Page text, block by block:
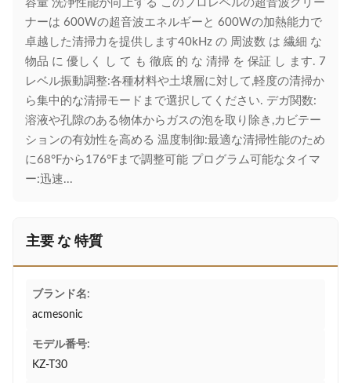
容量 洗浄性能が向上する このプロレベルの超音波クリー
ナーは 600Wの超音波エネルギーと 600Wの加熱能力で
卓越した清掃力を提供します40kHz の 周波数 は 繊細 な
物品 に 優しく し て も 徹底 的 な 清掃 を 保証 し ます. 7
レベル振動調整:各種材料や土壌層に対して,軽度の清掃か
ら集中的な清掃モードまで選択してください. デガ関数:
溶液や孔隙のある物体からガスの泡を取り除き,カビテー
ションの有効性を高める 温度制御:最適な清掃性能のため
に68°Fから176°Fまで調整可能 プログラム可能なタイマ
ー:迅速...
主要 な 特質
ブランド名:
acmesonic
モデル番号:
KZ-T30